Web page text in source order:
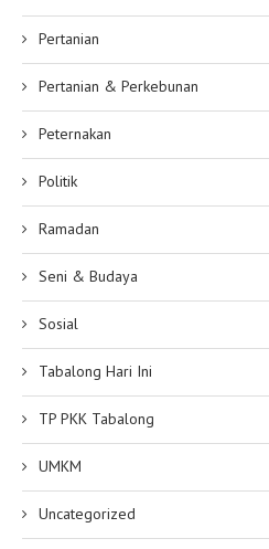
Pertanian
Pertanian & Perkebunan
Peternakan
Politik
Ramadan
Seni & Budaya
Sosial
Tabalong Hari Ini
TP PKK Tabalong
UMKM
Uncategorized